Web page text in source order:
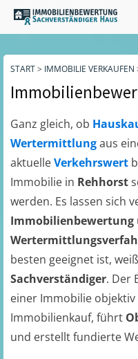
START> IMMOBILIE VERKAUFEN
Ganz gleich, ob
Wertermittlungaus
aktuelleVerkehrswert
Immobilie in Rehhorst
werden. Es lassen sich
Immobilienbewertung
besten geeignet ist,
Sachverständiger. Der
einer Immobilie
Immobilienkauf, führt
und erstellt fundierte